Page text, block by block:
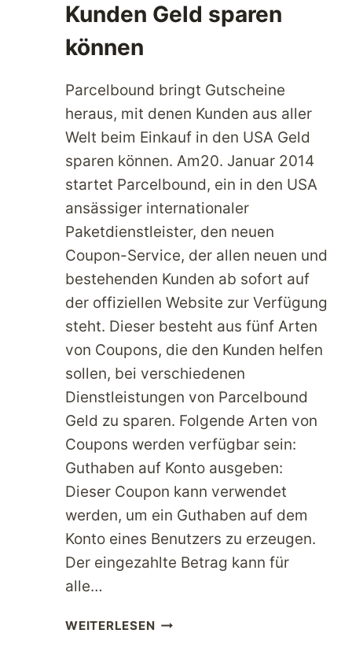
Kunden Geld sparen
können
Parcelbound bringt Gutscheine
heraus, mit denen Kunden aus aller
Welt beim Einkauf in den USA Geld
sparen können. Am20. Januar 2014
startet Parcelbound, ein in den USA
ansässiger internationaler
Paketdienstleister, den neuen
Coupon-Service, der allen neuen und
bestehenden Kunden ab sofort auf
der offiziellen Website zur Verfügung
steht. Dieser besteht aus fünf Arten
von Coupons, die den Kunden helfen
sollen, bei verschiedenen
Dienstleistungen von Parcelbound
Geld zu sparen. Folgende Arten von
Coupons werden verfügbar sein:
Guthaben auf Konto ausgeben:
Dieser Coupon kann verwendet
werden, um ein Guthaben auf dem
Konto eines Benutzers zu erzeugen.
Der eingezahlte Betrag kann für
alle…
WEITERLESENPARCELBOUND